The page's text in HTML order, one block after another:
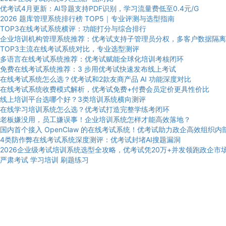
优考试4月更新：AI导题支持PDF识别，学习流量费低至0.4元/G
2026 题库管理系统排行榜 TOP5｜专业评测与选型指南
TOP3在线考试系统横评：功能打分与综合排行
企业培训机构管理系统推荐：优考试支持子管理员分权，多客户数据隔离
TOP3主流在线考试系统对比，专业选型测评
多语言在线考试系统推荐：优考试赋能全球化培训考核闭环
免费在线考试系统推荐：3 步用优考试快速发布线上考试
在线考试系统怎么选？优考试和2款友商产品 AI 功能深度对比
在线考试系统收费模式解析，优考试免费+付费会员定价更具性价比
线上培训平台选哪个好？3类培训系统横向测评
在线学习培训系统怎么选？优考试打造完整学练考闭环
老板嫌没用，员工嫌误事！企业培训系统怎样才能高效落地？
国内首个接入 OpenClaw 的在线考试系统！优考试助力政企高效组织内
4类防作弊在线考试系统深度测评：优考试封堵AI搜题漏洞
2026企业级考试培训系统选型全攻略，优考试凭20万+并发领跑政企市
严肃考试 学习培训 刷题练习